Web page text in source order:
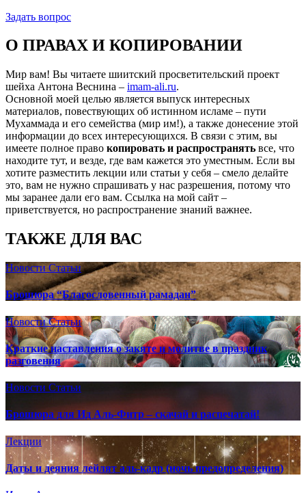
Задать вопрос
О ПРАВАХ И КОПИРОВАНИИ
Мир вам! Вы читаете шиитский просветительский проект
шейха Антона Веснина – imam-ali.ru.
Основной моей целью является выпуск интересных
материалов, повествующих об истинном исламе – пути
Мухаммада и его семейства (мир им!), а также донесение этой
информации до всех интересующихся. В связи с этим, вы
имеете полное право копировать и распространять все, что
находите тут, и везде, где вам кажется это уместным. Если вы
хотите разместить лекции или статьи у себя – смело делайте
это, вам не нужно спрашивать у нас разрешения, потому что
мы заранее дали его вам. Ссылка на мой сайт –
приветствуется, но распространение знаний важнее.
ТАКЖЕ ДЛЯ ВАС
НовостиСтатьи
Брошюра “Благословенный рамадан”
НовостиСтатьи
Краткие наставления о закяте и молитве в праздник
разговения
Новости Статьи
Брошюра для Ид Аль-Фитр – скачай и распечатай!
Лекции
Даты и деяния лейлят аль-кадр (ночь предопределения)